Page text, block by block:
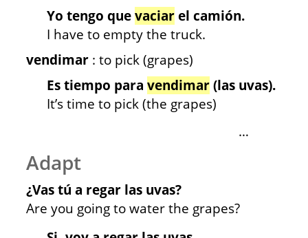
Yo tengo quevaciarel camión.
I have to empty the truck.
vendimar : to pick (grapes)
Es tiempo para vendimar(las uvas).
It’s time to pick (the grapes)
…
Adapt
¿Vas tú a regar las uvas?
Are you going to water the grapes?